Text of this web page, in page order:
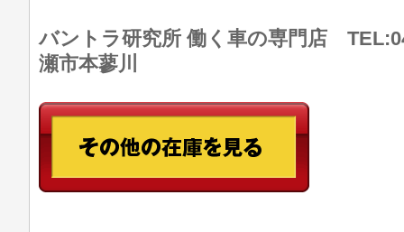
バントラ研究所 働く車の専門店
瀬市本蓼川